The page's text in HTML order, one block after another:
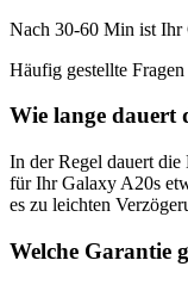
Nach 30-60 Min ist Ihr
Häufig gestellte Fragen
Wie lange dauert
In der Regel dauert die
für IhrGalaxy A20s
es zu leichten
Welche Garantie